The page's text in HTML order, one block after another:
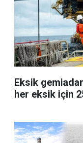
Eksik
her eksik için